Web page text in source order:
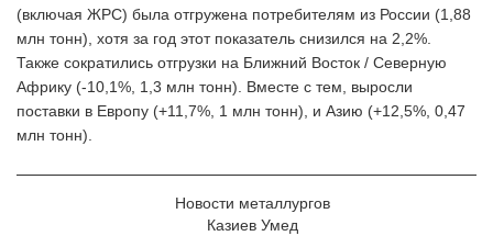
(включая ЖРС) была отгружена потребителям из России (1,88
млн тонн), хотя за год этот показатель снизился на 2,2%.
Также сократились отгрузки на Ближний Восток / Северную
Африку (-10,1%, 1,3 млн тонн). Вместе с тем, выросли
поставки в Европу (+11,7%, 1 млн тонн), и Азию (+12,5%, 0,47
млн тонн).
Новости металлургов
Казиев Умед